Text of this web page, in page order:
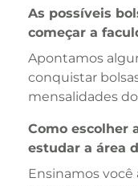
As possíveis
começar a
Apontamos
conquistar
mensalidades
Como escolher
estudar a área
Ensinamos